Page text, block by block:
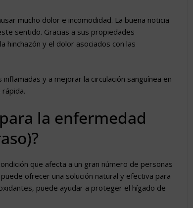
mucho dolor e incomodidad. La buena noticia
sentido. Gracias a sus propiedades
hinchazón y el dolor asociados con las
y a mejorar la circulación sanguínea en
la enfermedad
que afecta a un gran número de personas
ofrecer una solución natural y efectiva para
puede ayudar a proteger el hígado de